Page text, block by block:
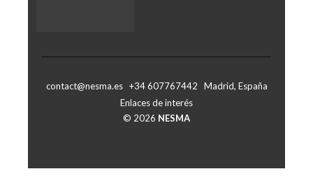
contact@nesma.es +34 607767442 Madrid, España
Enlaces de interés
© 2026 NESMA